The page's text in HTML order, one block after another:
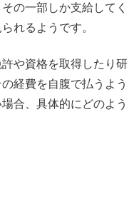
の一部しか支給してく
れるようです。
や資格を取得したり研
経費を自腹で払うよう
合、具体的にどのよう